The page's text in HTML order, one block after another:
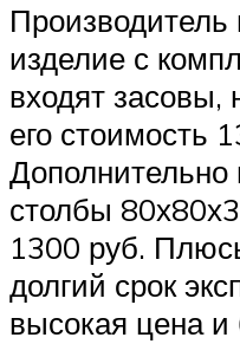
Производитель
изделие с
входят
его стоимость
столбы
1300 руб.
долгий срок
высокая цена